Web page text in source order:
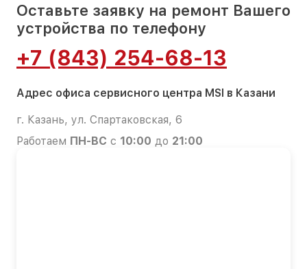
Оставьте заявку на ремонт Вашего
устройства по телефону
+7 (843) 254-68-13
Адрес офиса сервисного центра MSI в Казани
г. Казань, ул. Спартаковская, 6
Работаем ПН-ВС с 10:00 до 21:00